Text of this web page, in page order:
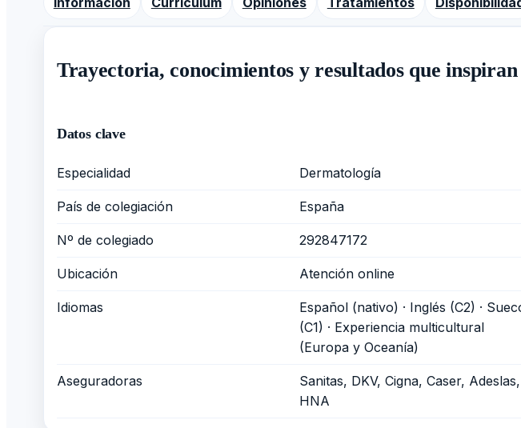
Trayectoria, conocimientos y resultados que
Datos clave
Especialidad Dermatología
País de colegiación España
Nº de colegiado 292847172
Ubicación Atención online
Idiomas
Español (nativo) · Inglés (C2) ·
(C1) · Experiencia multicultural
(Europa y Oceanía)
Aseguradoras
Sanitas, DKV, Cigna, Caser, Adeslas,
HNA